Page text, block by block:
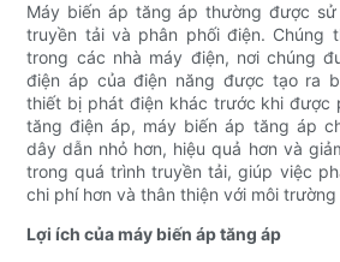
Máy biến áp tăng áp thường được
truyền tải và phân phối điện. Chúng
trong các nhà máy điện, nơi chúng
điện áp của điện năng được tạo ra
thiết bị phát điện khác trước khi được
tăng điện áp, máy biến áp tăng áp
dây dẫn nhỏ hơn, hiệu quả hơn và
trong quá trình truyền tải, giúp việc
chi phí hơn và thân thiện với môi trường
Lợi ích của máy biến áp tăng áp